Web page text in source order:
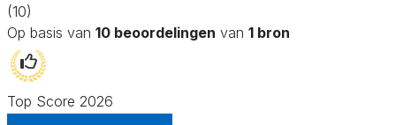
(10)
Op basis van 10 beoordelingen van 1 bron
Top Score 2026